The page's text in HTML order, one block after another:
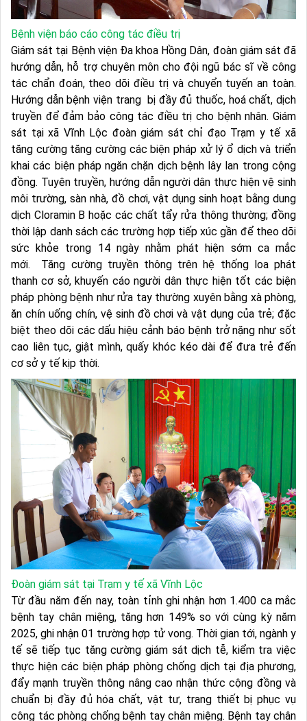
Bệnh viện báo cáo công tác điều trị
Giám sát tại Bệnh viện Đa khoa Hồng Dân, đoàn giám sát đã
hướng dẫn, hỗ trợ chuyên môn cho đội ngũ bác sĩ về công
tác chẩn đoán, theo dõi điều trị và chuyển tuyến an toàn.
Hướng dẫn bệnh viện trang bị đầy đủ thuốc, hoá chất, dịch
truyền để đảm bảo công tác điều trị cho bệnh nhân. Giám
sát tại xã Vĩnh Lộc đoàn giám sát chỉ đạo Trạm y tế xã
tăng cường tăng cường các biện pháp xử lý ổ dịch và triển
khai các biện pháp ngăn chặn dịch bệnh lây lan trong cộng
đồng. Tuyên truyền, hướng dẫn người dân thực hiện vệ sinh
môi trường, sàn nhà, đồ chơi, vật dụng sinh hoạt bằng dung
dịch Cloramin B hoặc các chất tẩy rửa thông thường; đồng
thời lập danh sách các trường hợp tiếp xúc gần để theo dõi
sức khỏe trong 14 ngày nhằm phát hiện sớm ca mắc
mới. Tăng cường truyền thông trên hệ thống loa phát
thanh cơ sở, khuyến cáo người dân thực hiện tốt các biện
pháp phòng bệnh như rửa tay thường xuyên bằng xà phòng,
ăn chín uống chín, vệ sinh đồ chơi và vật dụng của trẻ; đặc
biệt theo dõi các dấu hiệu cảnh báo bệnh trở nặng như sốt
cao liên tục, giật mình, quấy khóc kéo dài để đưa trẻ đến
cơ sở y tế kịp thời.
Đoàn giám sát tại Trạm y tế xã Vĩnh Lộc
Từ đầu năm đến nay, toàn tỉnh ghi nhận hơn 1.400 ca mắc
bệnh tay chân miệng, tăng hơn 149% so với cùng kỳ năm
2025, ghi nhận 01 trường hợp tử vong. Thời gian tới, ngành y
tế sẽ tiếp tục tăng cường giám sát dịch tễ, kiểm tra việc
thực hiện các biện pháp phòng chống dịch tại địa phương,
đẩy mạnh truyền thông nâng cao nhận thức cộng đồng và
chuẩn bị đầy đủ hóa chất, vật tư, trang thiết bị phục vụ
công tác phòng chống bệnh tay chân miệng. Bệnh tay chân